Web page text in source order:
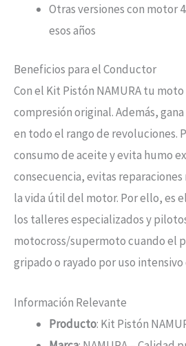
Otras versiones con motor
esos años
Beneficios para el Conductor
Con el Kit Pistón NAMURA tu
compresión original. Además,
en todo el rango de revoluciones.
consumo de aceite y evita humo
consecuencia, evitas
la vida útil del motor. Por ello, es
los talleres especializados y
motocross/supermoto cuando el
gripado o rayado por uso intensivo
Información Relevante
Producto: Kit Pistón